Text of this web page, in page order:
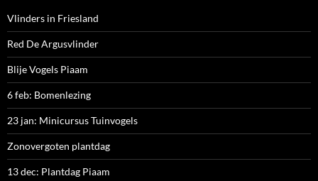
Vlinders in Friesland
Red De Argusvlinder
Blije Vogels Piaam
6 feb: Bomenlezing
23 jan: Minicursus Tuinvogels
Zonovergoten plantdag
13 dec: Plantdag Piaam